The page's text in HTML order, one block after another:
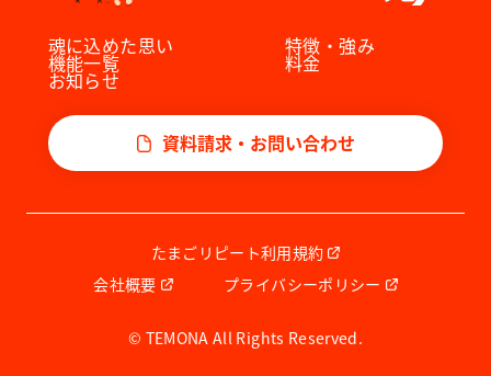
魂に込めた思い 特徴・強み
機能一覧 料金
お知らせ
資料請求・お問い合わせ
たまごリピート利用規約
会社概要
プライバシーポリシー
© TEMONA All Rights Reserved.